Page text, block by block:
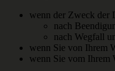
wenn der Zweck der
nach
nach Wegfall
wenn Sie von Ihrem
wenn Sie vom Ihrem